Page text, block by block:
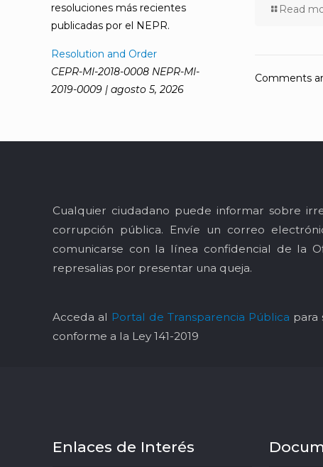
Read
Comments
resoluciones más recientes
publicadas por el NEPR.
Resolution and Order
CEPR-MI-2018-0008 NEPR-MI-
2019-0009 | agosto 5, 2026
Cualquier ciudadano puede informar sobre
corrupción pública. Envíe un correo
comunicarse con la línea confidencial de la
represalias por presentar una queja.
Acceda al Portal de Transparencia Pública para
conforme a la Ley 141-2019
Enlaces de Interés